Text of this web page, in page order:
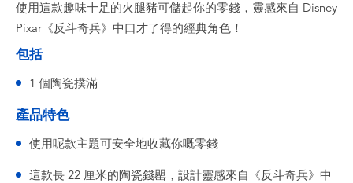
使用這款趣味十足的火腿豬可儲起你的零錢，靈感來自 Disney
Pixar《反斗奇兵》中口才了得的經典角色！
包括
1 個陶瓷撲滿
產品特色
使用呢款主題可安全地收藏你嘅零錢
這款長 22 厘米的陶瓷錢罌，設計靈感來自《反斗奇兵》中